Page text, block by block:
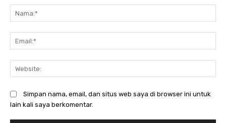
Simpan nama, email, dan situs web saya di browser ini untuk
lain kali saya berkomentar.